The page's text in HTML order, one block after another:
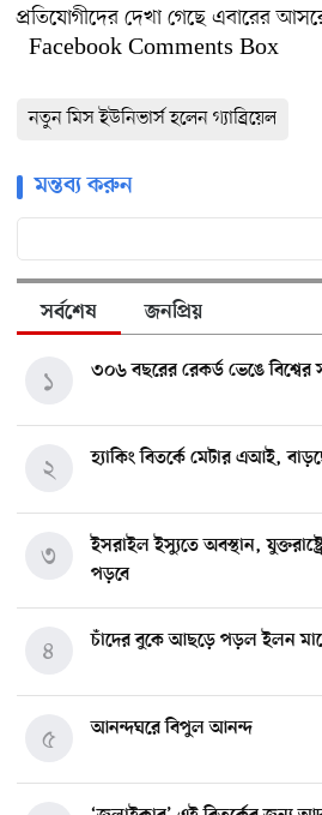
প্রতিযোগীদের দেখা গেছে এবারের
Facebook Comments Box
নতুন মিস ইউনিভার্স হলেন গ্যাব্রিয়েল
মন্তব্য করুন
সর্বশেষ জনপ্রিয়
৩০৬ বছরের রেকর্ড ভেঙে
১
হ্যাকিং বিতর্কে মেটার এআই,
২
ইসরাইল ইস্যুতে অবস্থান,
পড়বে
৩
চাঁদের বুকে আছড়ে পড়ল ইলন
৪
আনন্দঘরে বিপুল আনন্দ
৫